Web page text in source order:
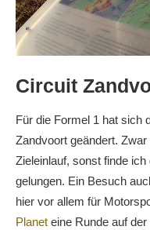
Circuit
Für die Formel 1 hat sich
Zandvoort geändert.
Zieleinlauf, sonst finde
gelungen. Ein Besuch
hier vor allem für
Planet eine Runde auf